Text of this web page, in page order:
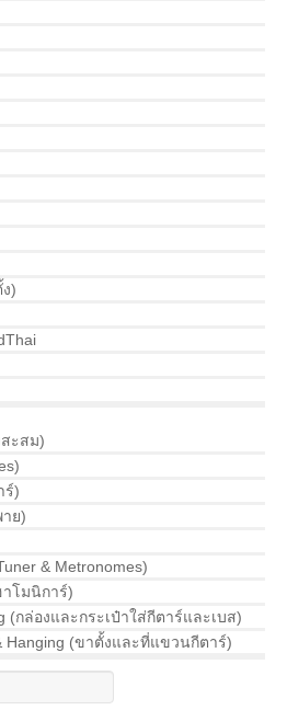
)
ะสม)
ร์)
ย)
& Metronomes)
าโมนิการ์)
(กล่องและกระเป๋าใส่กีตาร์และเบส)
Hanging (ขาตั้งและที่แขวนกีตาร์)